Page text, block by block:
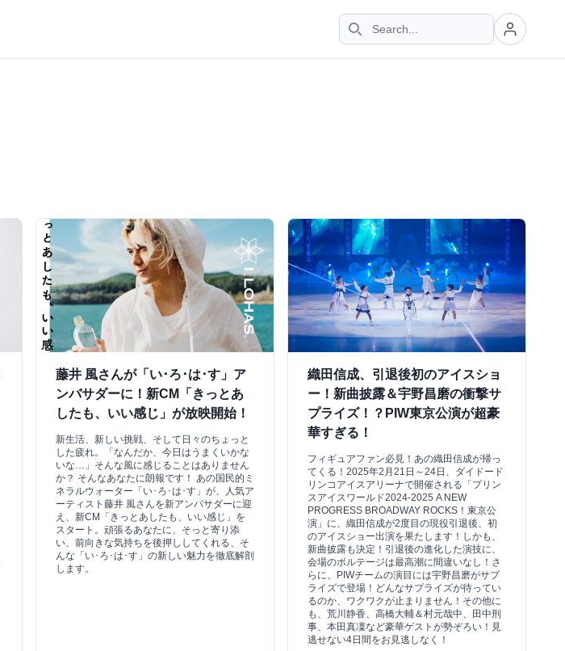
藤井 風さんが「い･ろ･は･す」ア
ンバサダーに！新CM「きっとあ
したも、いい感じ」が放映開始！
新生活、新しい挑戦、そして日々のちょっと
した疲れ。「なんだか、今日はうまくいかな
いな…」そんな風に感じることはありません
か？ そんなあなたに朗報です！ あの国民的ミ
ネラルウォーター「い･ろ･は･す」が、人気ア
ーティスト藤井 風さんを新アンバサダーに迎
え、新CM「きっとあしたも、いい感じ」を
スタート。頑張るあなたに、そっと寄り添
い、前向きな気持ちを後押ししてくれる、そ
んな「い･ろ･は･す」の新しい魅力を徹底解剖
します。
織田信成、引退後初のアイスショ
ー！新曲披露＆宇野昌磨の衝撃サ
プライズ！？PIW東京公演が超豪
華すぎる！
フィギュアファン必見！あの織田信成が帰っ
てくる！2025年2月21日～24日、ダイドード
リンコアイスアリーナで開催される「プリン
スアイスワールド2024-2025 A NEW
PROGRESS BROADWAY ROCKS！東京公
演」に、織田信成が2度目の現役引退後、初
のアイスショー出演を果たします！しかも、
新曲披露も決定！引退後の進化した演技に、
会場のボルテージは最高潮に間違いなし！さ
らに、PIWチームの演目には宇野昌磨がサプ
ライズで登場！どんなサプライズが待ってい
るのか、ワクワクが止まりません！その他に
も、荒川静香、高橋大輔＆村元哉中、田中刑
事、本田真凜など豪華ゲストが勢ぞろい！見
逃せない4日間をお見逃しなく！